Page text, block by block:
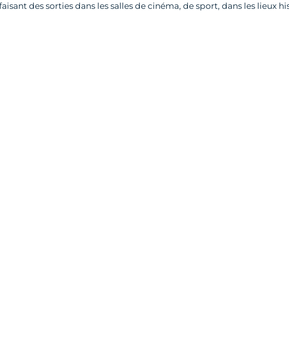
des sorties dans les salles de cinéma, de sport, dans les lieux